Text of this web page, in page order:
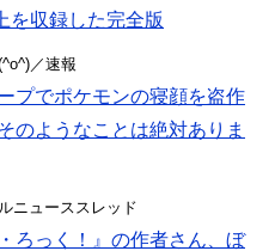
を収録した完全版
／速報
プでポケモンの寝顔を盗作
ようなことは絶対ありま
ニューススレッド
ろっく！』の作者さん、ぼ